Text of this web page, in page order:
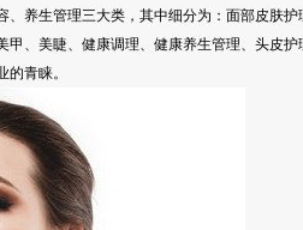
、养生管理三大类，其中细分为：面部皮肤
甲、美睫、健康调理、健康养生管理、头皮
青睐。